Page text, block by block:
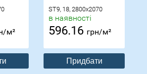
м²
ST9, 18, 2800x2070
в наявності
596.16 грн/м²
Придбати